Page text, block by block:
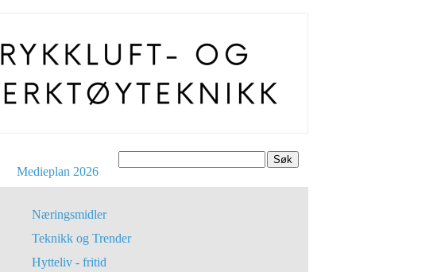
Søk
Medieplan 2026
Næringsmidler
Teknikk og Trender
Hytteliv - fritid